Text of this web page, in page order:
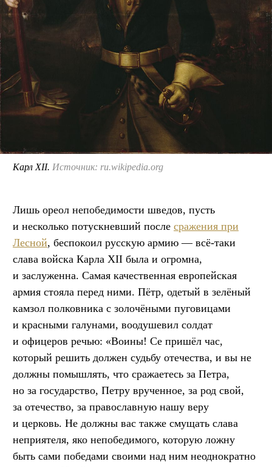
Карл XII. Источник: ru.wikipedia.org
Лишь ореол непобедимости шведов, пусть
и несколько потускневший после сражения при
Лесной, беспокоил русскую армию — всё-таки
слава войска Карла XII была и огромна,
и заслуженна. Самая качественная европейская
армия стояла перед ними. Пётр, одетый в зелёный
камзол полковника с золочёными пуговицами
и красными галунами, воодушевил солдат
и офицеров речью: «Воины! Се пришёл час,
который решить должен судьбу отечества, и вы не
должны помышлять, что сражаетесь за Петра,
но за государство, Петру врученное, за род свой,
за отечество, за православную нашу веру
и церковь. Не должны вас также смущать слава
неприятеля, яко непобедимого, которую ложну
быть сами победами своими над ним неоднократно